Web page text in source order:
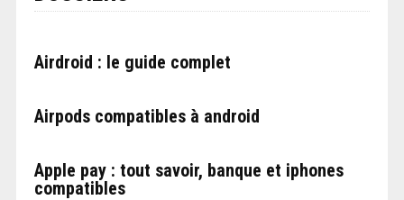
Airdroid : le guide complet
Airpods compatibles à android
Apple pay : tout savoir, banque et iphones
compatibles